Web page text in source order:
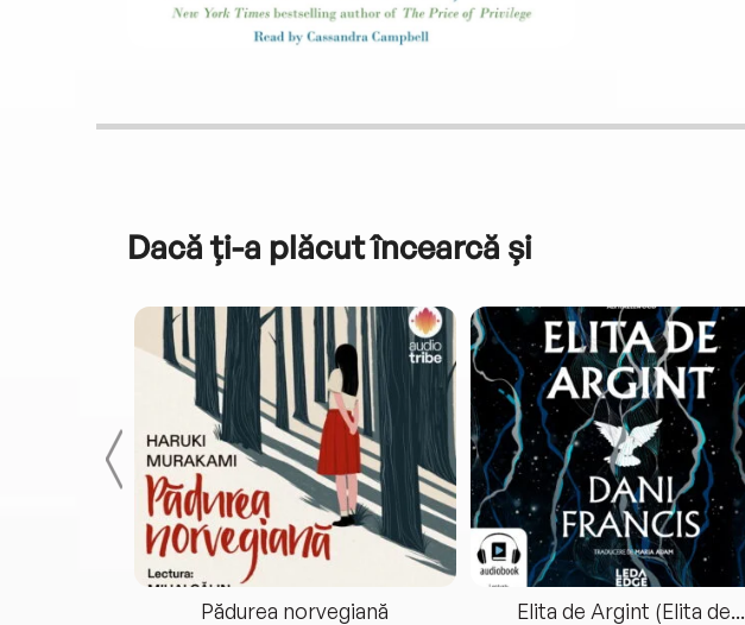
Dacă ți-a plăcut încearcă și
Pădurea norvegiană Elita de Argint (Elita de...